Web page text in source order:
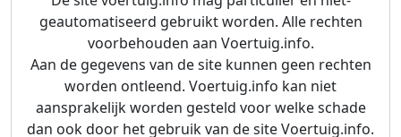
geautomatiseerd gebruikt worden. Alle rechten
voorbehouden aan Voertuig.info.
Aan de gegevens van de site kunnen geen rechten
worden ontleend. Voertuig.info kan niet
aansprakelijk worden gesteld voor welke schade
dan ook door het gebruik van de site Voertuig.info.